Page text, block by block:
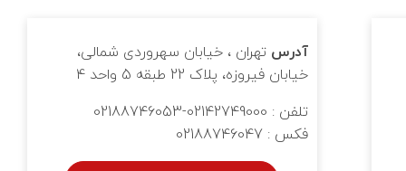
آدرس تهران ، خیابان سهروردی شمالی،
خیابان فیروزه، پلاک 22 طبقه 5 واحد 4
تلفن : 02142749000-02188746053
فکس : 02188746047